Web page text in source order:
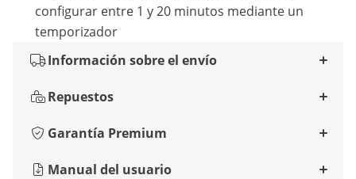
configurar entre 1 y 20 minutos mediante un
temporizador
Información sobre el envío
Repuestos
Garantía Premium
Manual del usuario